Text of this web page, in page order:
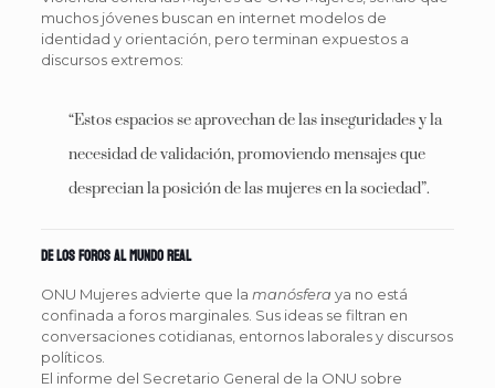
muchos jóvenes buscan en internet modelos de
identidad y orientación, pero terminan expuestos a
discursos extremos:
“Estos espacios se aprovechan de las inseguridades y la
necesidad de validación, promoviendo mensajes que
desprecian la posición de las mujeres en la sociedad”.
De los foros al mundo real
ONU Mujeres advierte que la manósfera ya no está
confinada a foros marginales. Sus ideas se filtran en
conversaciones cotidianas, entornos laborales y discursos
políticos.
El informe del Secretario General de la ONU sobre